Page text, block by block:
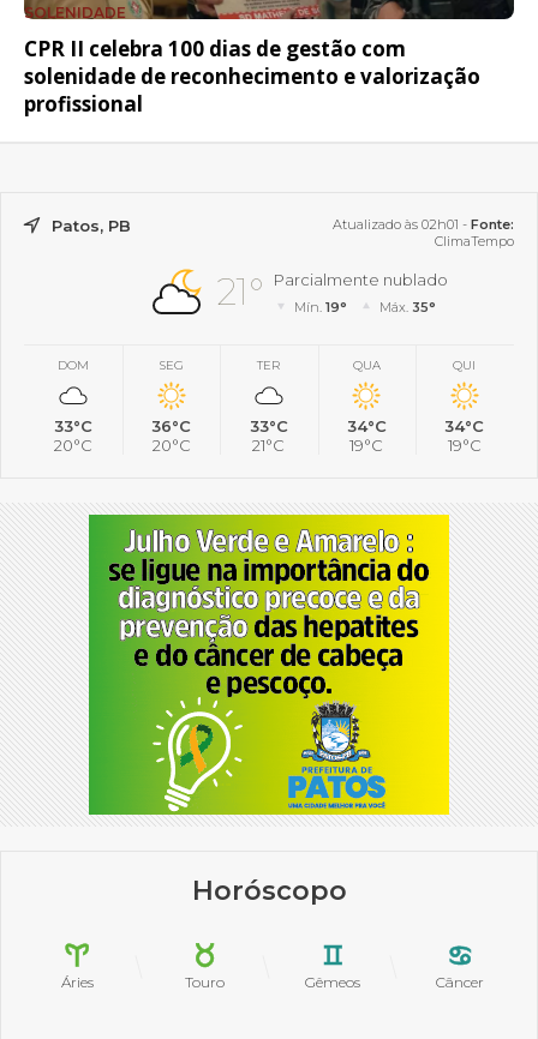
SOLENIDADE
CPR II celebra 100 dias de gestão com
solenidade de reconhecimento e valorização
profissional
Patos, PB Atualizado às 02h01 - Fonte:
ClimaTempo
21° Parcialmente nublado
Mín.19° Máx. 35°
DOM
33°C
20°C
SEG
36°C
20°C
TER
33°C
21°C
QUA
34°C
19°C
QUI
34°C
19°C
Horóscopo
Áries Touro Gêmeos Câncer